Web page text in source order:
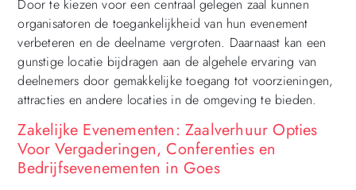
Door te kiezen voor een centraal gelegen zaal kunnen
organisatoren de toegankelijkheid van hun evenement
verbeteren en de deelname vergroten. Daarnaast kan een
gunstige locatie bijdragen aan de algehele ervaring van
deelnemers door gemakkelijke toegang tot voorzieningen,
attracties en andere locaties in de omgeving te bieden.
Zakelijke Evenementen: Zaalverhuur Opties
Voor Vergaderingen, Conferenties en
Bedrijfsevenementen in Goes